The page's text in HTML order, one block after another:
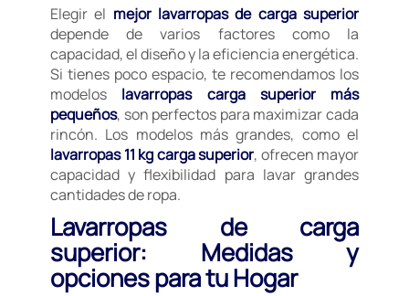
Elegir el mejor lavarropas de carga superior
depende de varios factores como la
capacidad, el diseño y la eficiencia energética.
Si tienes poco espacio, te recomendamos los
modelos lavarropas carga superior más
pequeños, son perfectos para maximizar cada
rincón. Los modelos más grandes, como el
lavarropas 11 kg carga superior, ofrecen mayor
capacidad y flexibilidad para lavar grandes
cantidades de ropa.
Lavarropas de carga
superior: Medidas y
opciones para tu Hogar